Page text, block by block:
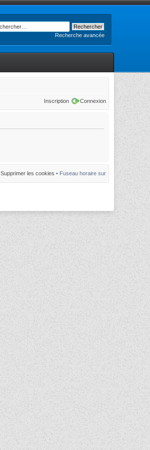
Recherche avancée
Inscription Connexion
Supprimer les cookies • Fuseau horaire sur